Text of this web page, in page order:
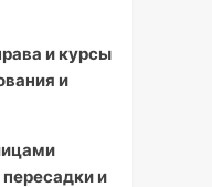
и курсы
и
и